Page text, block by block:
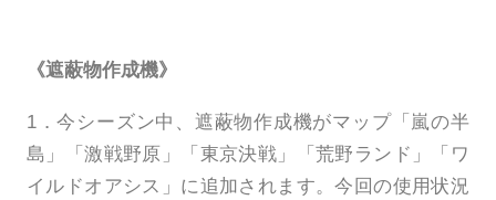
《遮蔽物作成機》
1．今シーズン中、遮蔽物作成機がマップ「嵐の半
島」「激戦野原」「東京決戦」「荒野ランド」「ワ
イルドオアシス」に追加されます。今回の使用状況